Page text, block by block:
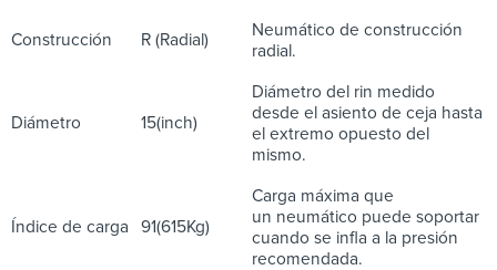
Construcción R (Radial)
Neumático de construcción
radial.
Diámetro 15(inch)
Diámetro del rin medido
desde el asiento de ceja hasta
el extremo opuesto del
mismo.
Índice de carga 91(615Kg)
Carga máxima que
un neumático puede soportar
cuando se infla a la presión
recomendada.